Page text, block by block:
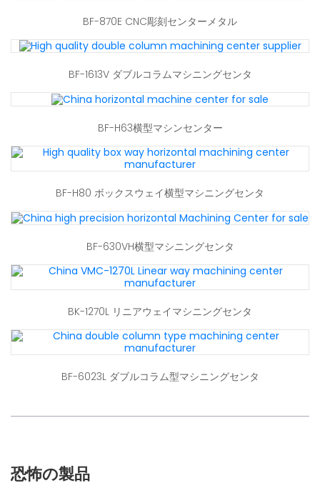
BF-870E CNC彫刻センターメタル
BF-1613V ダブルコラムマシニングセンタ
BF-H63横型マシンセンター
BF-H80 ボックスウェイ横型マシニングセンタ
BF-630VH横型マシニングセンタ
BK-1270L リニアウェイマシニングセンタ
BF-6023L ダブルコラム型マシニングセンタ
恐怖の製品